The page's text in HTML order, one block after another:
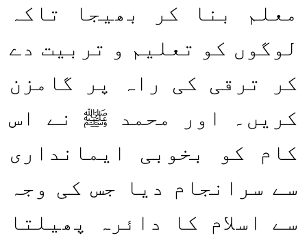
معلم بنا کر بھیجا تاکہ
لوگوں کو تعلیم و تربیت دے
کر ترقی کی راہ پر گامزن
کریں۔ اور محمد ﷺ نے اس
کام کو بخوبی ایمانداری
سے سرانجام دیا جس کی وجہ
سے اسلام کا دائرہ پھیلتا